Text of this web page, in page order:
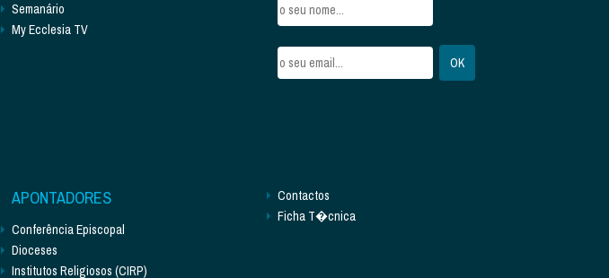
Semanário
My Ecclesia TV
APONTADORES
Conferência Episcopal
Dioceses
Institutos Religiosos (CIRP)
Contactos
Ficha T�cnica